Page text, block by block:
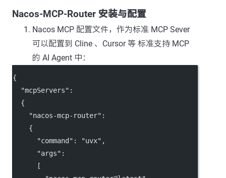
Nacos-MCP-Router 安装与配置
Nacos MCP 配置文件，作为标准 MCP Sever
可以配置到 Cline 、Cursor 等 标准支持 MCP
的 AI Agent 中：
{
"mcpServers" :
  {
"nacos-mcp-router" :
    {
"command" : "uvx" ,
"args" :
      [